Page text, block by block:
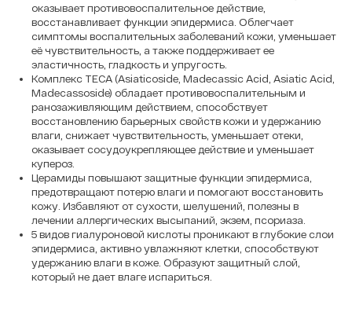
оказывает противовоспалительное действие,
восстанавливает функции эпидермиса. Облегчает
симптомы воспалительных заболеваний кожи, уменьшает
её чувствительность, а также поддерживает ее
эластичность, гладкость и упругость.
Комплекс TECA (Asiaticoside, Madecassic Acid, Asiatic Acid,
Madecassoside) обладает противовоспалительным и
ранозаживляющим действием, способствует
восстановлению барьерных свойств кожи и удержанию
влаги, снижает чувствительность, уменьшает отеки,
оказывает сосудоукрепляющее действие и уменьшает
купероз.
Церамиды повышают защитные функции эпидермиса,
предотвращают потерю влаги и помогают восстановить
кожу. Избавляют от сухости, шелушений, полезны в
лечении аллергических высыпаний, экзем, псориаза.
5 видов гиалуроновой кислоты проникают в глубокие слои
эпидермиса, активно увлажняют клетки, способствуют
удержанию влаги в коже. Образуют защитный слой,
который не дает влаге испариться.